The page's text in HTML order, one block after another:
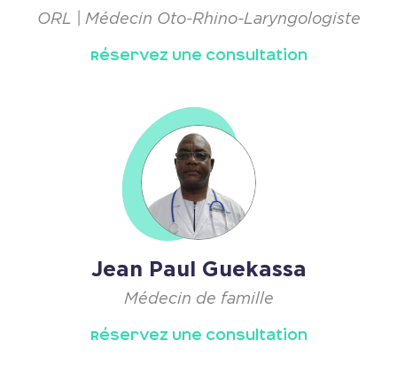
ORL | Médecin Oto-Rhino-Laryngologiste
Réservez Une Consultation
Jean Paul Guekassa
Médecin de famille
Réservez Une Consultation